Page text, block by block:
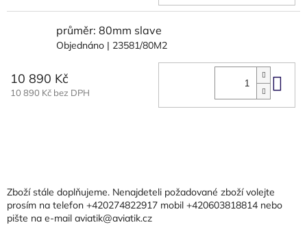
průměr: 80mm slave
Objednáno | 23581/80M2
10 890 Kč
10 890 Kč bez DPH Do
aZboží stále doplňujeme. Nenajdeteli požadované zboží volejte
prosím na telefon +420274822917 mobil +420603818814 nebo
pište na e-mail aviatik@aviatik.cz